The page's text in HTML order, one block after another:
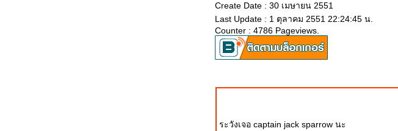
Create Date : 30 เมษายน 2551
Last Update : 1 ตุลาคม 2551 22:24:45 น.
Counter : 4786 Pageviews.
ระวังเจอ captain jack sparrow นะ